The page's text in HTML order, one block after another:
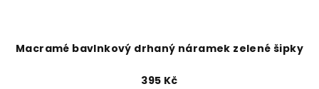
Macramé bavlnkový drhaný náramek zelené šipky
395 Kč